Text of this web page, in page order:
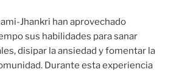
Jhankri han aprovechado
sus habilidades para sanar
disipar la ansiedad y fomentar la
Durante esta experiencia